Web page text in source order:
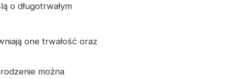
o długotrwałym
one trwałość oraz
można